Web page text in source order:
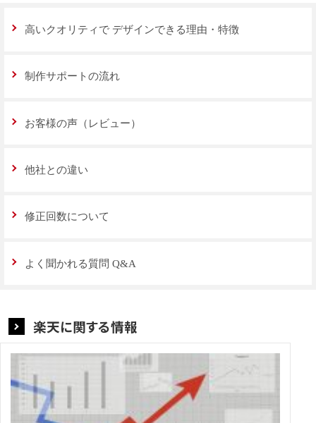
高いクオリティで デザインできる理由・特徴
制作サポートの流れ
お客様の声（レビュー）
他社との違い
修正回数について
よく聞かれる質問 Q&A
楽天に関する情報